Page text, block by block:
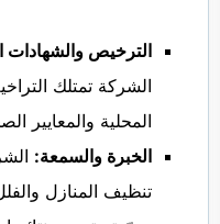
الترخيص والشهادات
الشركة تمتلك
المحلية والمعايير
الخبرة والسمعة:
تنظيف المنازل